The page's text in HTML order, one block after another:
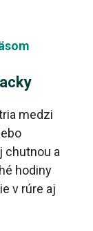
medzi
chutnou a
hodiny
v rúre aj